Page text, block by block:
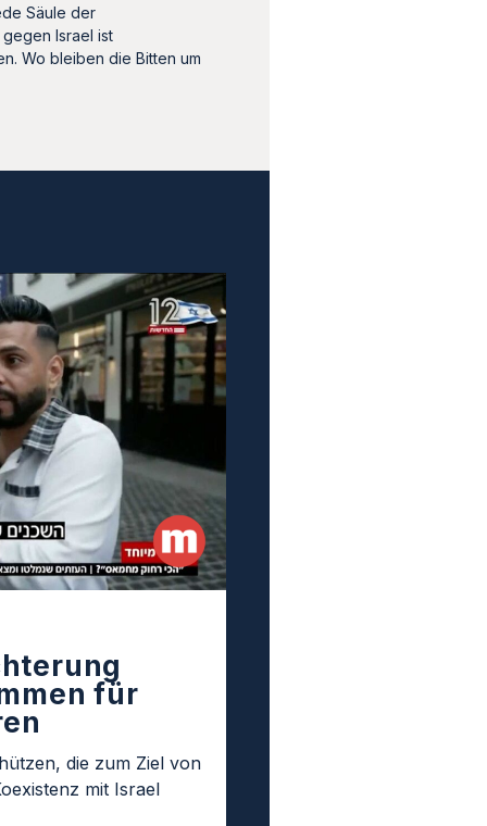
Säule der
Israel ist
Wo bleiben die Bitten um
für
die zum Ziel von
mit Israel